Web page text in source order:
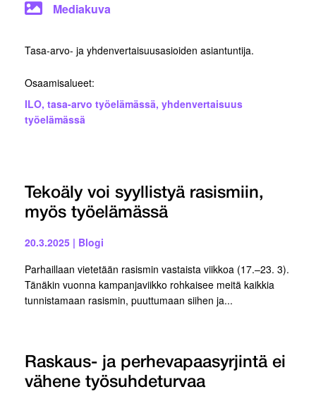
Mediakuva
Tasa-arvo- ja yhdenvertaisuusasioiden asiantuntija.
Osaamisalueet:
ILO, tasa-arvo työelämässä, yhdenvertaisuus
työelämässä
Tekoäly voi syyllistyä rasismiin,
myös työelämässä
20.3.2025 | Blogi
Parhaillaan vietetään rasismin vastaista viikkoa (17.–23. 3).
Tänäkin vuonna kampanjaviikko rohkaisee meitä kaikkia
tunnistamaan rasismin, puuttumaan siihen ja...
Raskaus- ja perhevapaasyrjintä ei
vähene työsuhdeturvaa